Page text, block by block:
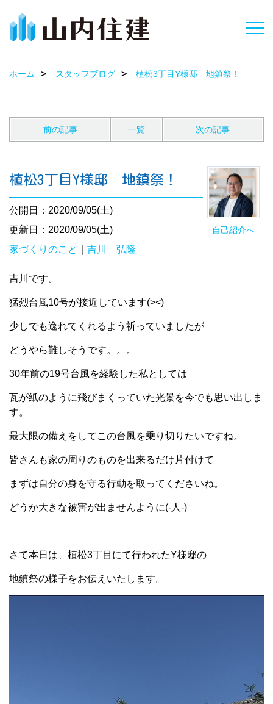
ホーム スタッフブログ 植松3丁目Y様邸 地鎮祭！
前の記事 一覧 次の記事
自己紹介へ
植松3丁目Y様邸 地鎮祭！
公開日：2020/09/05(土)
更新日：2020/09/05(土)
家づくりのこと
吉川 弘隆
吉川です。
猛烈台風10号が接近しています(><)
少しでも逸れてくれるよう祈っていましたが
どうやら難しそうです。。。
30年前の19号台風を経験した私としては
瓦が紙のように飛びまくっていた光景を今でも思い出しま
す。
最大限の備えをしてこの台風を乗り切りたいですね。
皆さんも家の周りのものを出来るだけ片付けて
まずは自分の身を守る行動を取ってくださいね。
どうか大きな被害が出ませんように(-人-)
さて本日は、植松3丁目にて行われたY様邸の
地鎮祭の様子をお伝えいたします。